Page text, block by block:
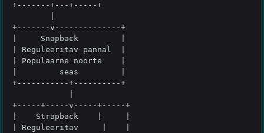
+-------+---+-----+
+-------v--------------+
|     Snapback         |
| Reguleeritav pannal  |
| Populaarne noorte    |
|         seas         |
+-----------+----------+
+-----+-----v-----+-----+
|    Strapback    |     |
| Reguleeritav     |    |